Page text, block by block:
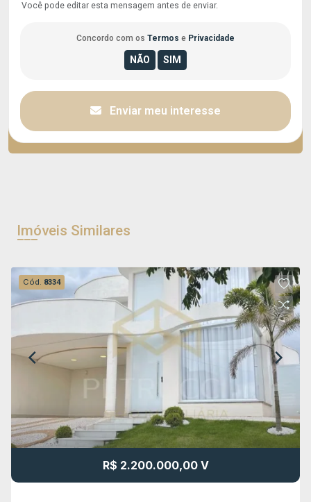
Você pode editar esta mensagem antes de enviar.
Concordo com os Termos e Privacidade
Enviar meu interesse
Imóveis Similares
Cód. 8334
R$ 2.200.000,00 V